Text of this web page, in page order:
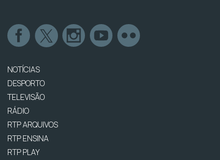
NOTÍCIAS
DESPORTO
TELEVISÃO
RÁDIO
RTP ARQUIVOS
RTP ENSINA
RTP PLAY